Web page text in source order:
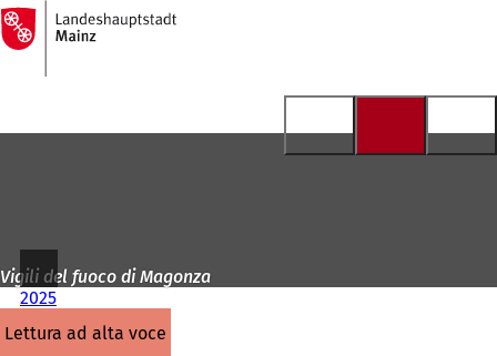
Vai al contenuto
Alla
pagina
iniziale
Vigili del fuoco di Magonza
2025
lettura ad alta voce